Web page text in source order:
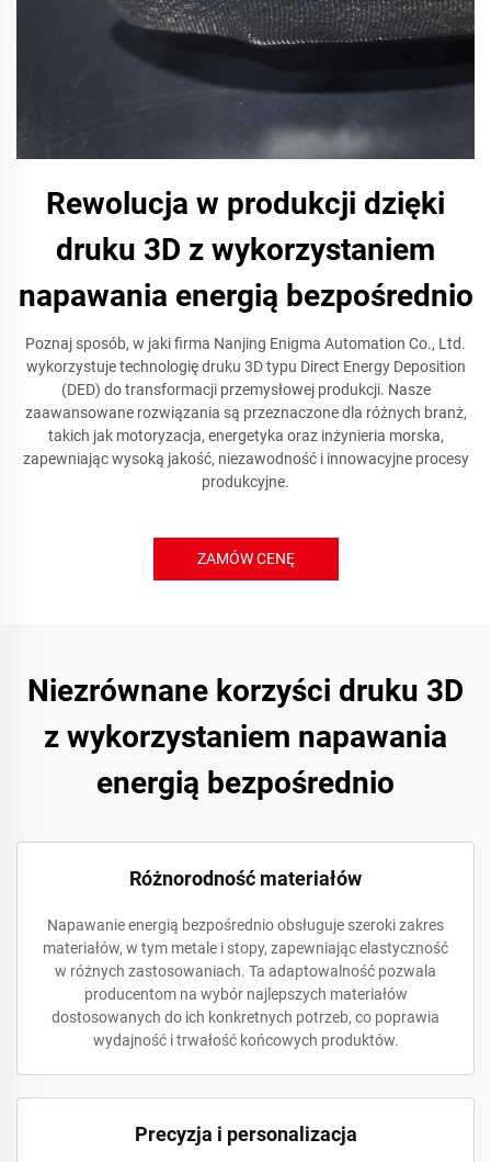
Rewolucja w produkcji dzięki
druku 3D z wykorzystaniem
napawania energią bezpośrednio
Poznaj sposób, w jaki firma Nanjing Enigma Automation Co., Ltd.
wykorzystuje technologię druku 3D typu Direct Energy Deposition
(DED) do transformacji przemysłowej produkcji. Nasze
zaawansowane rozwiązania są przeznaczone dla różnych branż,
takich jak motoryzacja, energetyka oraz inżynieria morska,
zapewniając wysoką jakość, niezawodność i innowacyjne procesy
produkcyjne.
ZAMÓW CENĘ
Niezrównane korzyści druku 3D
z wykorzystaniem napawania
energią bezpośrednio
Różnorodność materiałów
Napawanie energią bezpośrednio obsługuje szeroki zakres
materiałów, w tym metale i stopy, zapewniając elastyczność
w różnych zastosowaniach. Ta adaptowalność pozwala
producentom na wybór najlepszych materiałów
dostosowanych do ich konkretnych potrzeb, co poprawia
wydajność i trwałość końcowych produktów.
Precyzja i personalizacja